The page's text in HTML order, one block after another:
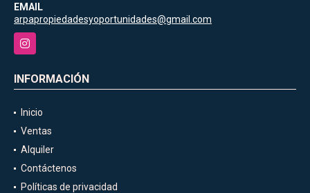
EMAIL
arpapropiedadesyoportunidades@gmail.com
Instagram
INFORMACIÓN
Inicio
Ventas
Alquiler
Contáctenos
Políticas de privacidad